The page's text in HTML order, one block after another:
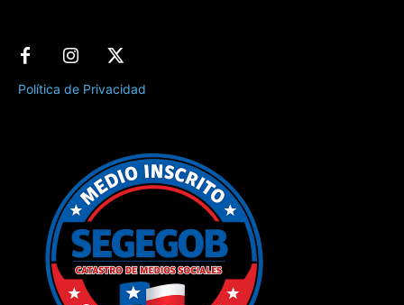
Política de Privacidad